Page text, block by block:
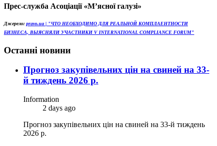
Прес-служба Асоціації «М’ясної галузі»
Джерело: pravo.ua | "ЧТО НЕОБХОДИМО ДЛЯ РЕАЛЬНОЙ КОМПЛАЕНТНОСТИ
БИЗНЕСА, ВЫЯСНЯЛИ УЧАСТНИКИ V INTERNATIONAL COMPLIANCE FORUM"
Останні новини
Прогноз закупівельних цін на свиней на 33-
й тиждень 2026 р.
Information
2 days ago
Прогноз закупівельних цін на свиней на 33-й тиждень
2026 р.